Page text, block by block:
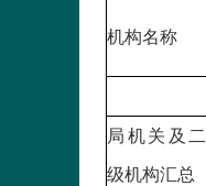
机构名称
局机关及二
级机构汇总